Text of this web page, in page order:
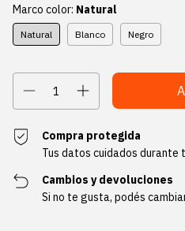
Marco color: Natural
Natural Blanco Negro
Compra protegida
Tus datos cuidados durante
Cambios y devoluciones
Si no te gusta, podés